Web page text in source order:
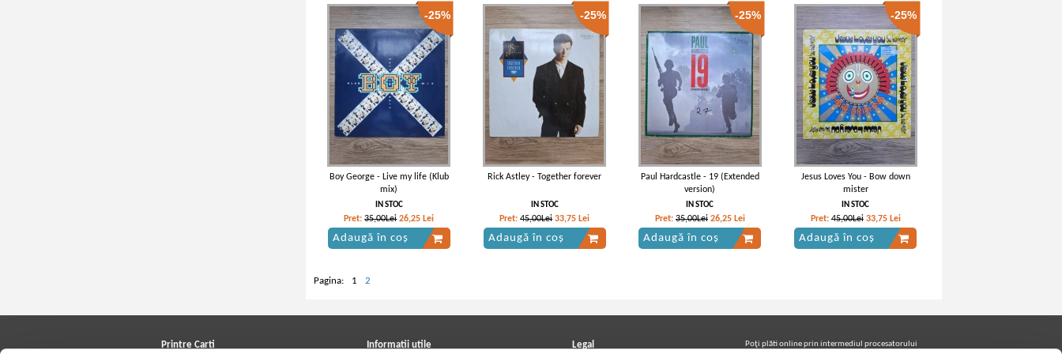
-25%
Boy George - Live my life (Klub
mix)
IN STOC
Pret:35,00Lei 26,25 Lei
Adaugă în coș
-25%
Rick Astley - Together forever
IN STOC
Pret:45,00Lei 33,75 Lei
Adaugă în coș
-25%
Paul Hardcastle - 19 (Extended
version)
IN STOC
Pret: 35,00Lei 26,25 Lei
Adaugă în coș
-25%
Jesus Loves You - Bow down
mister
IN STOC
Pret:45,00Lei 33,75 Lei
Adaugă în coș
Pagina: 1 2
Printre Carti Informatii utile Legal
Poţi plăti online prin intermediul procesatorului